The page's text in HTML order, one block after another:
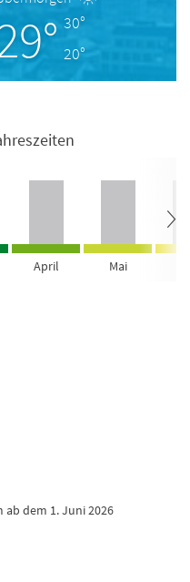
30°
20°
April Mai
ab dem 1. Juni 2026